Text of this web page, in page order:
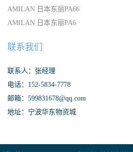
AMILAN 日本东丽PA66
AMILAN 日本东丽PA6
联系我们
联系人：张经理
电话：152-5834-7778
邮箱：599831678@qq.com
地址：宁波华东物资城